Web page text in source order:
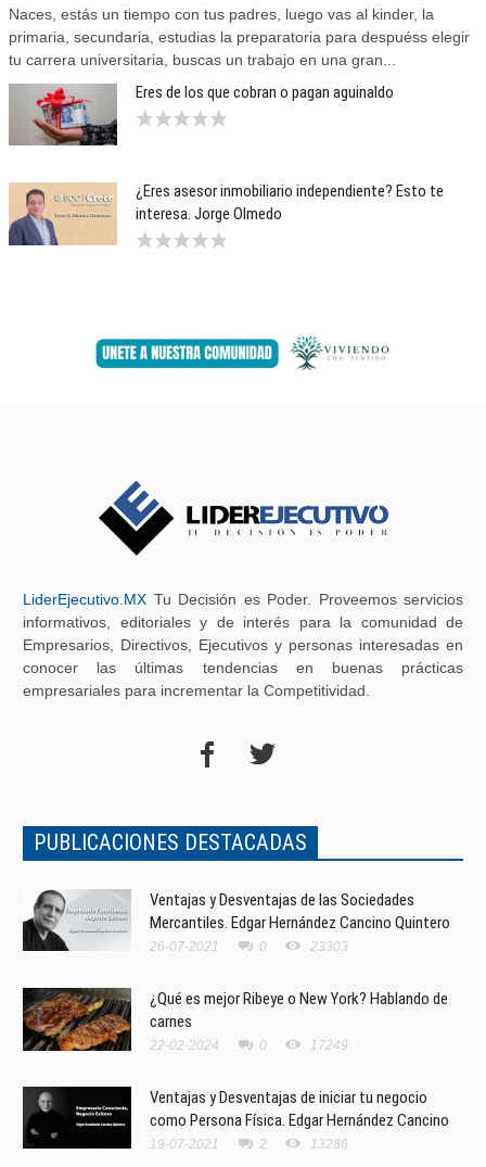
Naces, estás un tiempo con tus padres, luego vas al kinder, la
primaria, secundaria, estudias la preparatoria para despuéss elegir
tu carrera universitaria, buscas un trabajo en una gran...
Eres de los que cobran o pagan aguinaldo
¿Eres asesor inmobiliario independiente? Esto te
interesa. Jorge Olmedo
LiderEjecutivo.MX Tu Decisión es Poder. Proveemos servicios
informativos, editoriales y de interés para la comunidad de
Empresarios, Directivos, Ejecutivos y personas interesadas en
conocer las últimas tendencias en buenas prácticas
empresariales para incrementar la Competitividad.
PUBLICACIONES DESTACADAS
Ventajas y Desventajas de las Sociedades
Mercantiles. Edgar Hernández Cancino Quintero
26-07-2021 0 23303
¿Qué es mejor Ribeye o New York? Hablando de
carnes
22-02-2024 0 17249
Ventajas y Desventajas de iniciar tu negocio
como Persona Física. Edgar Hernández Cancino
19-07-2021 2 13286